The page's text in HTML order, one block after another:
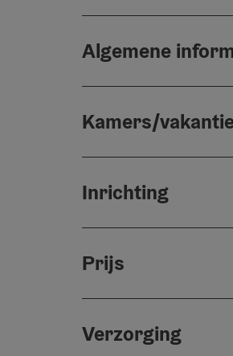
Algemene
Kamers/
Inrichting
Prijs
Verzorging